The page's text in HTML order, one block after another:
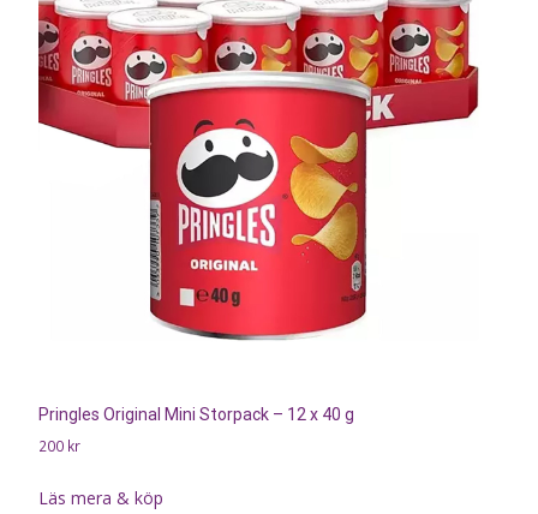
Pringles Original Mini Storpack – 12 x 40 g
200 kr
Läs mera & köp